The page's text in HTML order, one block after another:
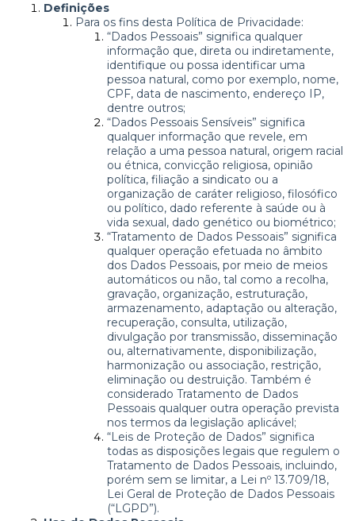
Definições
Para os fins desta Política de Privacidade:
“Dados Pessoais” significa qualquer
informação que, direta ou indiretamente,
identifique ou possa identificar uma
pessoa natural, como por exemplo, nome,
CPF, data de nascimento, endereço IP,
dentre outros;
“Dados Pessoais Sensíveis” significa
qualquer informação que revele, em
relação a uma pessoa natural, origem racial
ou étnica, convicção religiosa, opinião
política, filiação a sindicato ou a
organização de caráter religioso, filosófico
ou político, dado referente à saúde ou à
vida sexual, dado genético ou biométrico;
“Tratamento de Dados Pessoais” significa
qualquer operação efetuada no âmbito
dos Dados Pessoais, por meio de meios
automáticos ou não, tal como a recolha,
gravação, organização, estruturação,
armazenamento, adaptação ou alteração,
recuperação, consulta, utilização,
divulgação por transmissão, disseminação
ou, alternativamente, disponibilização,
harmonização ou associação, restrição,
eliminação ou destruição. Também é
considerado Tratamento de Dados
Pessoais qualquer outra operação prevista
nos termos da legislação aplicável;
“Leis de Proteção de Dados” significa
todas as disposições legais que regulem o
Tratamento de Dados Pessoais, incluindo,
porém sem se limitar, a Lei nº 13.709/18,
Lei Geral de Proteção de Dados Pessoais
(“LGPD”).